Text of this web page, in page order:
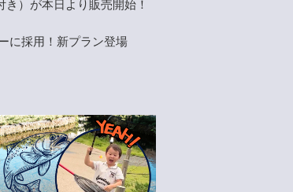
き）が本日より販売開始！
に採用！新プラン登場